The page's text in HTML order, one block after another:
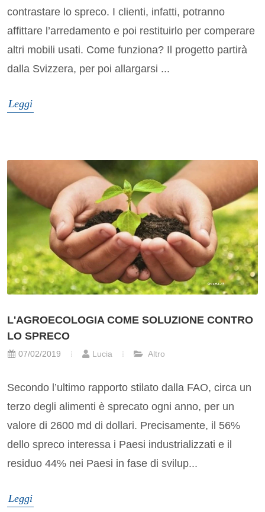
contrastare lo spreco. I clienti, infatti, potranno
affittare l’arredamento e poi restituirlo per comperare
altri mobili usati. Come funziona? Il progetto partirà
dalla Svizzera, per poi allargarsi ...
Leggi
L'AGROECOLOGIA COME SOLUZIONE CONTRO
LO SPRECO
07/02/2019 Lucia Altro
Secondo l’ultimo rapporto stilato dalla FAO, circa un
terzo degli alimenti è sprecato ogni anno, per un
valore di 2600 md di dollari. Precisamente, il 56%
dello spreco interessa i Paesi industrializzati e il
residuo 44% nei Paesi in fase di svilup...
Leggi